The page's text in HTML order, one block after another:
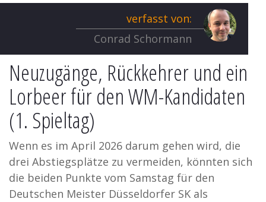
verfasst von:
Conrad Schormann
Neuzugänge, Rückkehrer und ein
Lorbeer für den WM-Kandidaten
(1. Spieltag)
Wenn es im April 2026 darum gehen wird, die
drei Abstiegsplätze zu vermeiden, könnten sich
die beiden Punkte vom Samstag für den
Deutschen Meister Düsseldorfer SK als